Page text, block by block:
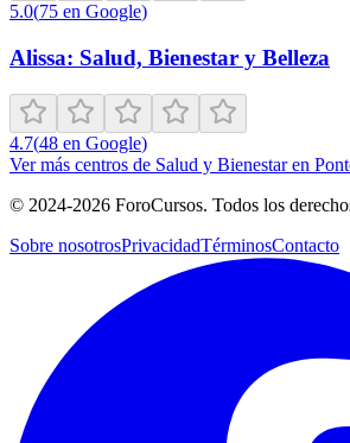
5.0(75 en Google)
Alissa: Salud, Bienestar y Belleza
4.7(48 en Google)
Ver más centros de Salud y Bienestaren
© 2024-2026 ForoCursos. Todos los
Sobre nosotrosPrivacidadTérminosContacto